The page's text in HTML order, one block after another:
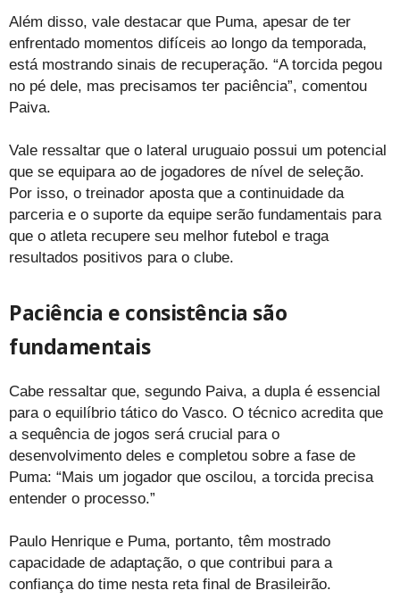
Além disso, vale destacar que Puma, apesar de ter
enfrentado momentos difíceis ao longo da temporada,
está mostrando sinais de recuperação. “A torcida pegou
no pé dele, mas precisamos ter paciência”, comentou
Paiva.
Vale ressaltar que o lateral uruguaio possui um potencial
que se equipara ao de jogadores de nível de seleção.
Por isso, o treinador aposta que a continuidade da
parceria e o suporte da equipe serão fundamentais para
que o atleta recupere seu melhor futebol e traga
resultados positivos para o clube.
Paciência e consistência são
fundamentais
Cabe ressaltar que, segundo Paiva, a dupla é essencial
para o equilíbrio tático do Vasco. O técnico acredita que
a sequência de jogos será crucial para o
desenvolvimento deles e completou sobre a fase de
Puma: “Mais um jogador que oscilou, a torcida precisa
entender o processo.”
Paulo Henrique e Puma, portanto, têm mostrado
capacidade de adaptação, o que contribui para a
confiança do time nesta reta final de Brasileirão.